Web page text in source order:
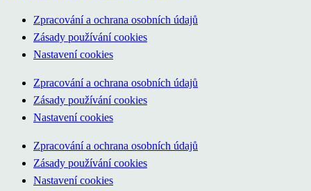
Zpracování a ochrana osobních údajů
Zásady používání cookies
Nastavení cookies
Zpracování a ochrana osobních údajů
Zásady používání cookies
Nastavení cookies
Zpracování a ochrana osobních údajů
Zásady používání cookies
Nastavení cookies